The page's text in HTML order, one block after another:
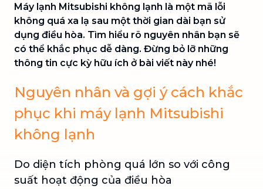
Máy lạnh Mitsubishi không lạnh là một mã lỗi
không quá xa lạ sau một thời gian dài bạn sử
dụng điều hòa. Tìm hiểu rõ nguyên nhân bạn sẽ
có thể khắc phục dễ dàng. Đừng bỏ lỡ những
thông tin cực kỳ hữu ích ở bài viết này nhé!
Nguyên nhân và gợi ý cách khắc
phục khi máy lạnh Mitsubishi
không lạnh
Do diện tích phòng quá lớn so với công
suất hoạt động của điều hòa